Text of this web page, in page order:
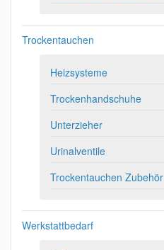
Trockentauchen
Heizsysteme
Trockenhandschuhe
Unterzieher
Urinalventile
Trockentauchen Zubehör
Werkstattbedarf